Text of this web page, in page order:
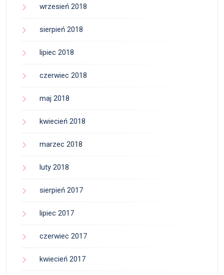
wrzesień 2018
sierpień 2018
lipiec 2018
czerwiec 2018
maj 2018
kwiecień 2018
marzec 2018
luty 2018
sierpień 2017
lipiec 2017
czerwiec 2017
kwiecień 2017